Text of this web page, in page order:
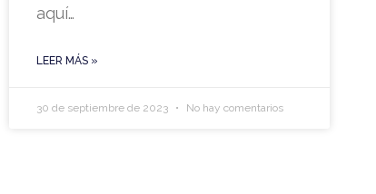
aquí…
LEER MÁS »
30 de septiembre de 2023 No hay comentarios